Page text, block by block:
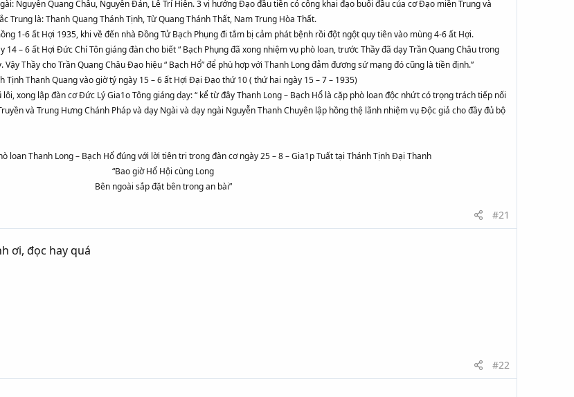
Nguyễn Quang Châu, Nguyễn Đán, Lê Trí Hiễn. 3 vị hướng Đạo đầu tiền có công khai đạo buổi đầu của cơ Đạo miền Trung và
Trung là: Thanh Quang Thánh Tịnh, Từ Quang Thánh Thất, Nam Trung Hòa Thất.
1-6 ất Hợi 1935, khi về đến nhà Đồng Tử Bạch Phụng đi tắm bị cảm phát bệnh rồi đột ngột quy tiên vào mùng 4-6 ất Hợi.
14 – 6 ất Hợi Đức Chí Tôn giáng đàn cho biết “ Bạch Phụng đã xong nhiệm vụ phò loan, trước Thầy đã dạy Trần Quang Châu trong
Thầy cho Trần Quang Châu Đạo hiệu “ Bạch Hổ” để phù hợp với Thanh Long đảm đương sứ mạng đó cũng là tiền định.”
Thanh Quang vào giờ tý ngày 15 – 6 ất Hợi Đại Đạo thứ 10 ( thứ hai ngày 15 – 7 – 1935)
xong lập đàn cơ Đức Lý Gia1o Tông giáng dạy: “ kể từ đây Thanh Long – Bạch Hổ là cặp phò loan độc nhứt có trọng trách tiếp nối
và Trung Hưng Chánh Pháp và dạy Ngài và dạy ngài Nguyễn Thanh Chuyên lập hồng thệ lãnh nhiệm vụ Độc giả cho đầy đủ bộ
loan Thanh Long – Bạch Hổ đúng với lời tiên tri trong đàn cơ ngày 25 – 8 – Gia1p Tuất tại Thánh Tịnh Đại Thanh
“Bao giờ Hổ Hội cùng Long
Bên ngoài sắp đặt bên trong an bài”
#21
ơi, đọc hay quá
#22